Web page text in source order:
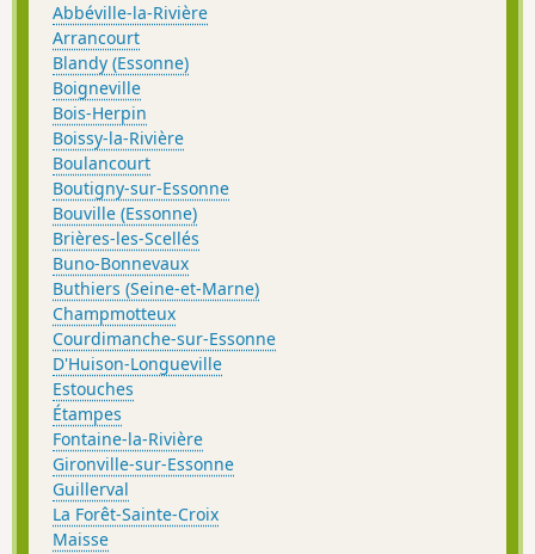
Abbéville-la-Rivière
Arrancourt
Blandy (Essonne)
Boigneville
Bois-Herpin
Boissy-la-Rivière
Boulancourt
Boutigny-sur-Essonne
Bouville (Essonne)
Brières-les-Scellés
Buno-Bonnevaux
Buthiers (Seine-et-Marne)
Champmotteux
Courdimanche-sur-Essonne
D'Huison-Longueville
Estouches
Étampes
Fontaine-la-Rivière
Gironville-sur-Essonne
Guillerval
La Forêt-Sainte-Croix
Maisse